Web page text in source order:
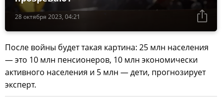
28 октября 2023, 04:21
После войны будет такая картина: 25 млн населения
— это 10 млн пенсионеров, 10 млн экономически
активного населения и 5 млн — дети, прогнозирует
эксперт.